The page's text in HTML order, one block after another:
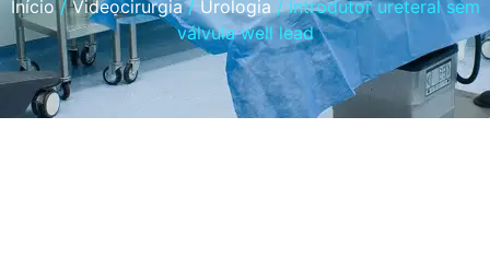
Início/Videocirurgia/Urologia / Introdutor ureteral sem
válvula well lead